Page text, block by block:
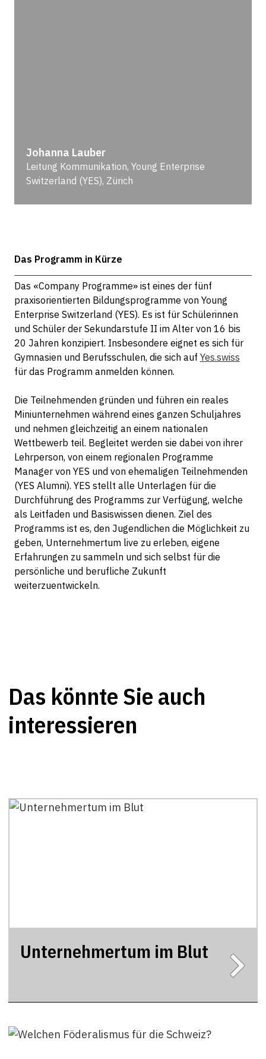
Johanna Lauber
Leitung Kommunikation, Young Enterprise
Switzerland (YES), Zürich
Das Programm in Kürze
Das «Company Programme» ist eines der fünf
praxisorientierten Bildungsprogramme von Young
Enterprise Switzerland (YES). Es ist für Schülerinnen
und Schüler der Sekundarstufe II im Alter von 16 bis
20 Jahren konzipiert. Insbesondere eignet es sich für
Gymnasien und Berufsschulen, die sich auf Yes.swiss
für das Programm anmelden können.
Die Teilnehmenden gründen und führen ein reales
Miniunternehmen während eines ganzen Schuljahres
und nehmen gleichzeitig an einem nationalen
Wettbewerb teil. Begleitet werden sie dabei von ihrer
Lehrperson, von einem regionalen Programme
Manager von YES und von ehemaligen Teilnehmenden
(YES Alumni). YES stellt alle Unterlagen für die
Durchführung des Programms zur Verfügung, welche
als Leitfaden und Basiswissen dienen. Ziel des
Programms ist es, den Jugendlichen die Möglichkeit zu
geben, Unternehmertum live zu erleben, eigene
Erfahrungen zu sammeln und sich selbst für die
persönliche und berufliche Zukunft
weiterzuentwickeln.
Das könnte Sie auch
interessieren
Unternehmertum im Blut